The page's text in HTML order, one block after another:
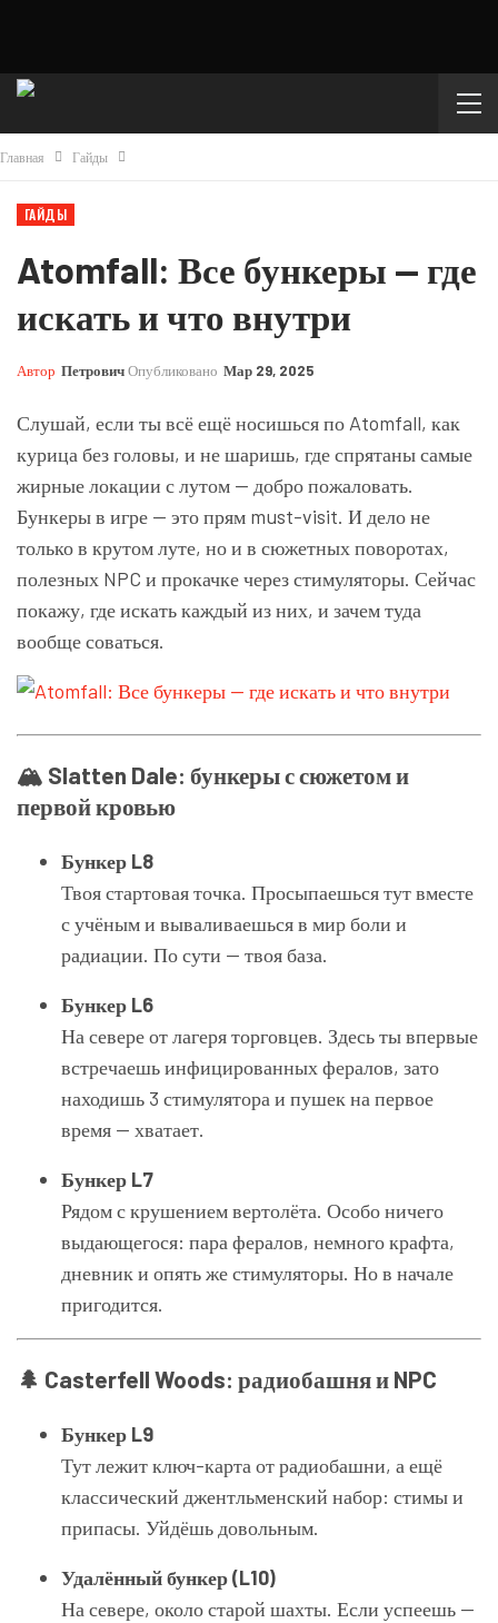
Главная Гайды
ГАЙДЫ
Atomfall: Все бункеры — где
искать и что внутри
Автор ПетровичОпубликовано Мар 29, 2025
Слушай, если ты всё ещё носишься по Atomfall, как
курица без головы, и не шаришь, где спрятаны самые
жирные локации с лутом — добро пожаловать.
Бункеры в игре — это прям must-visit. И дело не
только в крутом луте, но и в сюжетных поворотах,
полезных NPC и прокачке через стимуляторы. Сейчас
покажу, где искать каждый из них, и зачем туда
вообще соваться.
🏔 Slatten Dale: бункеры с сюжетом и
первой кровью
Бункер L8
Твоя стартовая точка. Просыпаешься тут вместе
с учёным и вываливаешься в мир боли и
радиации. По сути — твоя база.
Бункер L6
На севере от лагеря торговцев. Здесь ты впервые
встречаешь инфицированных фералов, зато
находишь 3 стимулятора и пушек на первое
время — хватает.
Бункер L7
Рядом с крушением вертолёта. Особо ничего
выдающегося: пара фералов, немного крафта,
дневник и опять же стимуляторы. Но в начале
пригодится.
🌲 Casterfell Woods: радиобашня и NPC
Бункер L9
Тут лежит ключ-карта от радиобашни, а ещё
классический джентльменский набор: стимы и
припасы. Уйдёшь довольным.
Удалённый бункер (L10)
На севере, около старой шахты. Если успеешь —